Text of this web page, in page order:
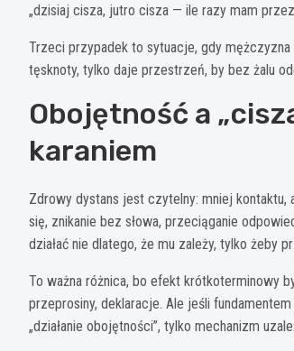
„dzisiaj cisza, jutro cisza — ile razy mam
Trzeci przypadek to sytuacje, gdy
tęsknoty, tylko daje przestrzeń, by bez żalu
Obojętność a
karaniem
Zdrowy dystans jest czytelny: mniej kontaktu,
się, znikanie bez słowa, przeciąganie
działać nie dlatego, że mu zależy, tylko żeby
To ważna różnica, bo efekt krótkoterminowy
przeprosiny, deklaracje. Ale jeśli
„działanie obojętności”, tylko mechanizm